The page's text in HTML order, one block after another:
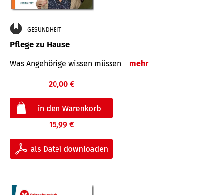
GESUNDHEIT
Pflege zu Hause
Was Angehörige wissen müssen mehr
20,00 €
15,99 €